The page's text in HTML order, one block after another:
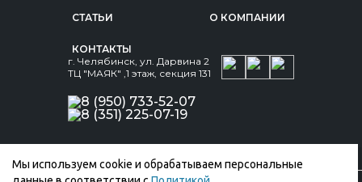
СТАТЬИ О КОМПАНИИ
КОНТАКТЫ
г. Челябинск, ул. Дарвина 2
ТЦ "МАЯК" ,1 этаж, секция 131
8 (950) 733-52-07
8 (351) 225-07-19
Мы используем cookie и обрабатываем персональные